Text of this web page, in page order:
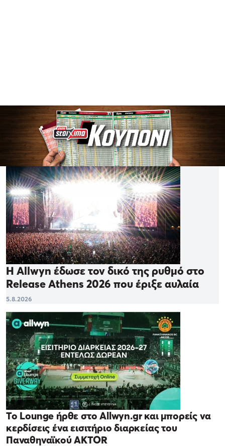
Η Allwyn έδωσε τον δικό της ρυθμό στο
Release Athens 2026 που έριξε αυλαία
5.8.2026
Το Lounge ήρθε στο Allwyn.gr και μπορείς να
κερδίσεις ένα εισιτήριο διαρκείας του
Παναθηναϊκού AKTOR